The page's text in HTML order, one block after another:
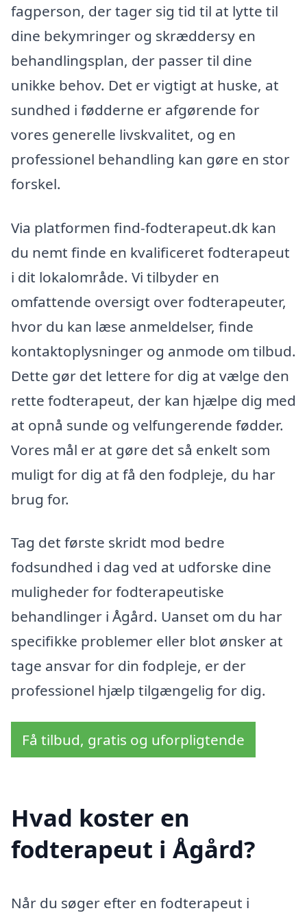
fagperson, der tager sig tid til at lytte til
dine bekymringer og skræddersy en
behandlingsplan, der passer til dine
unikke behov. Det er vigtigt at huske, at
sundhed i fødderne er afgørende for
vores generelle livskvalitet, og en
professionel behandling kan gøre en stor
forskel.
Via platformen find-fodterapeut.dk kan
du nemt finde en kvalificeret fodterapeut
i dit lokalområde. Vi tilbyder en
omfattende oversigt over fodterapeuter,
hvor du kan læse anmeldelser, finde
kontaktoplysninger og anmode om tilbud.
Dette gør det lettere for dig at vælge den
rette fodterapeut, der kan hjælpe dig med
at opnå sunde og velfungerende fødder.
Vores mål er at gøre det så enkelt som
muligt for dig at få den fodpleje, du har
brug for.
Tag det første skridt mod bedre
fodsundhed i dag ved at udforske dine
muligheder for fodterapeutiske
behandlinger i Ågård. Uanset om du har
specifikke problemer eller blot ønsker at
tage ansvar for din fodpleje, er der
professionel hjælp tilgængelig for dig.
Få tilbud, gratis og uforpligtende
Hvad koster en
fodterapeut i Ågård?
Når du søger efter en fodterapeut i